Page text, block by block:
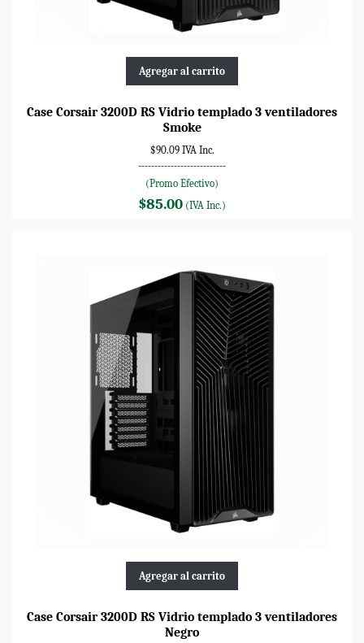
Agregar al carrito
Case Corsair 3200D RS Vidrio templado 3 ventiladores
Smoke
$90.09 IVA Inc.
---------------------------
(Promo Efectivo)
$85.00 (IVA Inc.)
Agregar al carrito
Case Corsair 3200D RS Vidrio templado 3 ventiladores
Negro